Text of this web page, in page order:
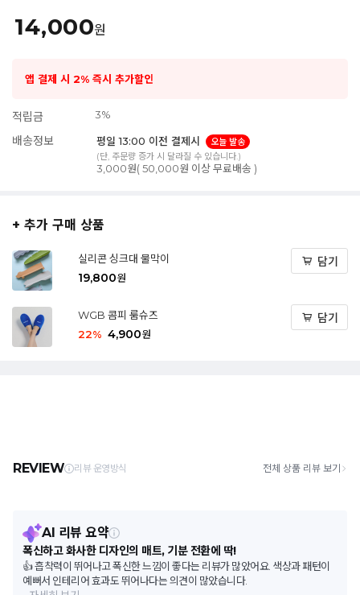
14,000원
앱 결제 시 2% 즉시 추가할인
적립금 3%
배송정보 평일 13:00 이전 결제시
오늘 발송
(단, 주문량 증가 시 달라질 수 있습니다.)
3,000원( 50,000원 이상 무료배송 )
+ 추가 구매 상품
실리콘 싱크대 물막이
19,800원
담기
WGB 콤피 룸슈즈
22% 4,900원
담기